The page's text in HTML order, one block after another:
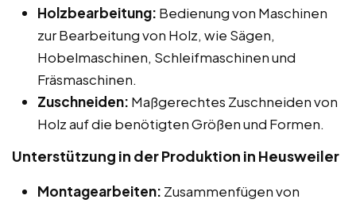
Holzbearbeitung: Bedienung von Maschinen
zur Bearbeitung von Holz, wie Sägen,
Hobelmaschinen, Schleifmaschinen und
Fräsmaschinen.
Zuschneiden: Maßgerechtes Zuschneiden von
Holz auf die benötigten Größen und Formen.
Unterstützung in der Produktion in Heusweiler
Montagearbeiten: Zusammenfügen von